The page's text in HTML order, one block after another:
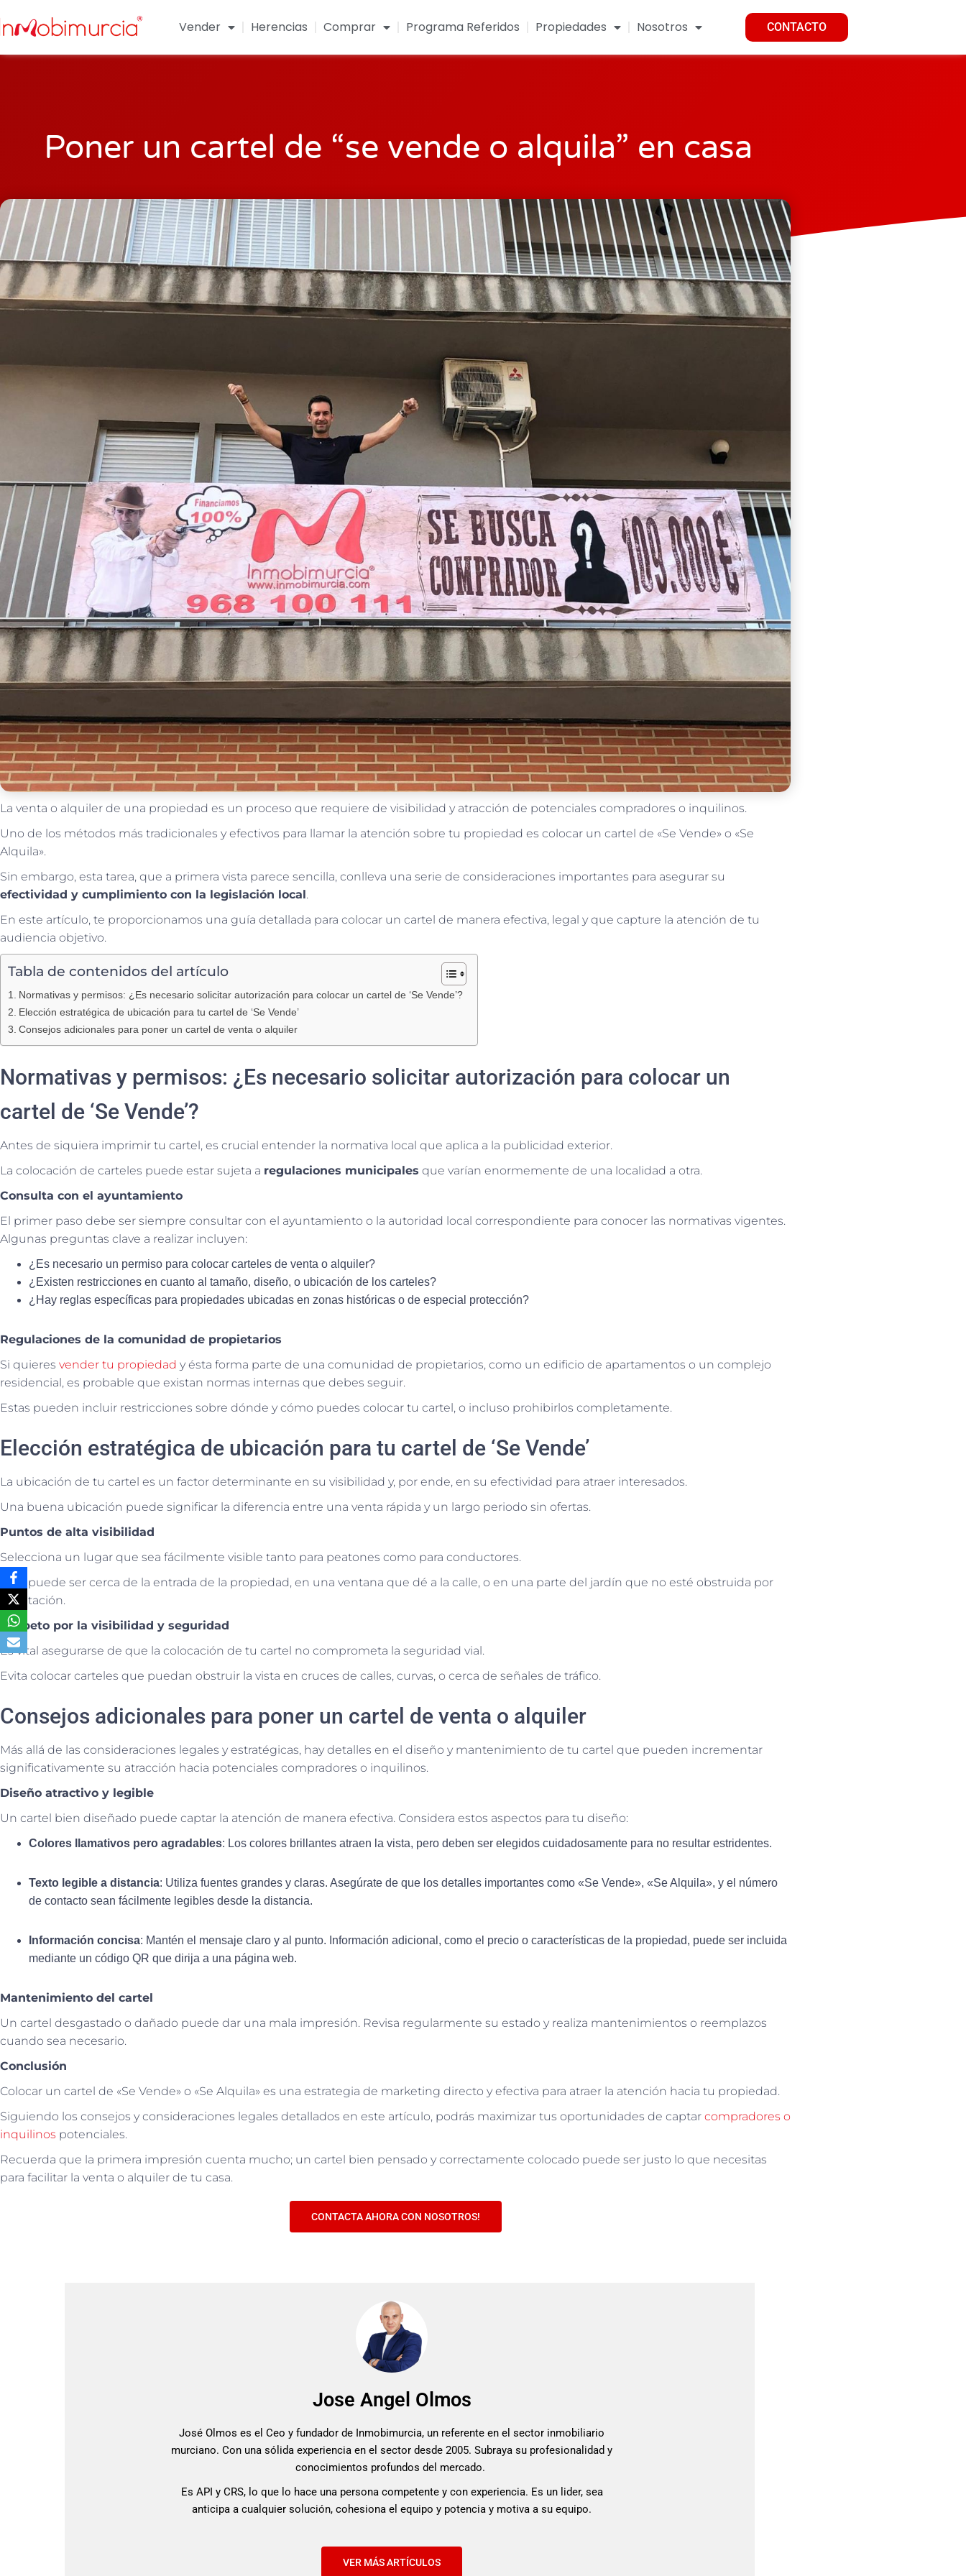
Vender Herencias Comprar Programa Referidos Propiedades Nosotros CONTACTO
Poner un cartel de “se vende o alquila” en casa
La venta o alquiler de una propiedad es un proceso que requiere de visibilidad y atracción de potenciales compradores o inquilinos.
Uno de los métodos más tradicionales y efectivos para llamar la atención sobre tu propiedad es colocar un cartel de «Se Vende» o «Se
Alquila».
Sin embargo, esta tarea, que a primera vista parece sencilla, conlleva una serie de consideraciones importantes para asegurar su
efectividad y cumplimiento con la legislación local.
En este artículo, te proporcionamos una guía detallada para colocar un cartel de manera efectiva, legal y que capture la atención de tu
audiencia objetivo.
Tabla de contenidos del artículo
Normativas y permisos: ¿Es necesario solicitar autorización para colocar un cartel de ‘Se Vende’?
Elección estratégica de ubicación para tu cartel de ‘Se Vende’
Consejos adicionales para poner un cartel de venta o alquiler
Normativas y permisos: ¿Es necesario solicitar autorización para colocar un
cartel de ‘Se Vende’?
Antes de siquiera imprimir tu cartel, es crucial entender la normativa local que aplica a la publicidad exterior.
La colocación de carteles puede estar sujeta a regulaciones municipales que varían enormemente de una localidad a otra.
Consulta con el ayuntamiento
El primer paso debe ser siempre consultar con el ayuntamiento o la autoridad local correspondiente para conocer las normativas vigentes.
Algunas preguntas clave a realizar incluyen:
¿Es necesario un permiso para colocar carteles de venta o alquiler?
¿Existen restricciones en cuanto al tamaño, diseño, o ubicación de los carteles?
¿Hay reglas específicas para propiedades ubicadas en zonas históricas o de especial protección?
Regulaciones de la comunidad de propietarios
Si quieres vender tu propiedad y ésta forma parte de una comunidad de propietarios, como un edificio de apartamentos o un complejo
residencial, es probable que existan normas internas que debes seguir.
Estas pueden incluir restricciones sobre dónde y cómo puedes colocar tu cartel, o incluso prohibirlos completamente.
Elección estratégica de ubicación para tu cartel de ‘Se Vende’
La ubicación de tu cartel es un factor determinante en su visibilidad y, por ende, en su efectividad para atraer interesados.
Una buena ubicación puede significar la diferencia entre una venta rápida y un largo periodo sin ofertas.
Puntos de alta visibilidad
Selecciona un lugar que sea fácilmente visible tanto para peatones como para conductores.
Esto puede ser cerca de la entrada de la propiedad, en una ventana que dé a la calle, o en una parte del jardín que no esté obstruida por
vegetación.
Respeto por la visibilidad y seguridad
Es vital asegurarse de que la colocación de tu cartel no comprometa la seguridad vial.
Evita colocar carteles que puedan obstruir la vista en cruces de calles, curvas, o cerca de señales de tráfico.
Consejos adicionales para poner un cartel de venta o alquiler
Más allá de las consideraciones legales y estratégicas, hay detalles en el diseño y mantenimiento de tu cartel que pueden incrementar
significativamente su atracción hacia potenciales compradores o inquilinos.
Diseño atractivo y legible
Un cartel bien diseñado puede captar la atención de manera efectiva. Considera estos aspectos para tu diseño:
Colores llamativos pero agradables: Los colores brillantes atraen la vista, pero deben ser elegidos cuidadosamente para no resultar estridentes.
Texto legible a distancia: Utiliza fuentes grandes y claras. Asegúrate de que los detalles importantes como «Se Vende», «Se Alquila», y el número
de contacto sean fácilmente legibles desde la distancia.
Información concisa: Mantén el mensaje claro y al punto. Información adicional, como el precio o características de la propiedad, puede ser incluida
mediante un código QR que dirija a una página web.
Mantenimiento del cartel
Un cartel desgastado o dañado puede dar una mala impresión. Revisa regularmente su estado y realiza mantenimientos o reemplazos
cuando sea necesario.
Conclusión
Colocar un cartel de «Se Vende» o «Se Alquila» es una estrategia de marketing directo y efectiva para atraer la atención hacia tu propiedad.
Siguiendo los consejos y consideraciones legales detallados en este artículo, podrás maximizar tus oportunidades de captar compradores o
inquilinos potenciales.
Recuerda que la primera impresión cuenta mucho; un cartel bien pensado y correctamente colocado puede ser justo lo que necesitas
para facilitar la venta o alquiler de tu casa.
CONTACTA AHORA CON NOSOTROS!
Jose Angel Olmos
José Olmos es el Ceo y fundador de Inmobimurcia, un referente en el sector inmobiliario
murciano. Con una sólida experiencia en el sector desde 2005. Subraya su profesionalidad y
conocimientos profundos del mercado.
Es API y CRS, lo que lo hace una persona competente y con experiencia. Es un lider, sea
anticipa a cualquier solución, cohesiona el equipo y potencia y motiva a su equipo.
VER MÁS ARTÍCULOS